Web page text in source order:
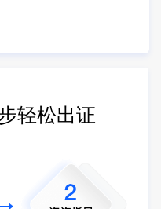
轻松出证